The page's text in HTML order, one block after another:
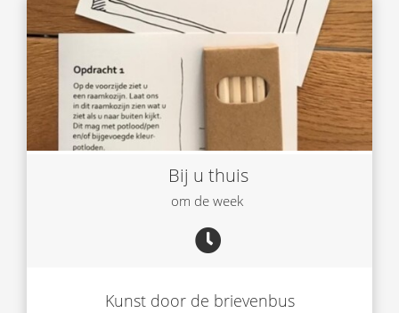
Bij u thuis
om de week
Kunst door de brievenbus